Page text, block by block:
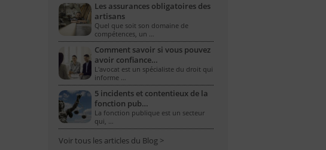
Les assurances obligatoires des
artisans
Quel que soit son domaine de
compétences, un …
Comment savoir si vous pouvez
avoir confiance…
L'avocat est un spécialiste du droit qui
informe …
5 incidents et contentieux de la
fonction pub…
La fonction publique est un secteur
qui, …
Voir tous les articles du Blog >